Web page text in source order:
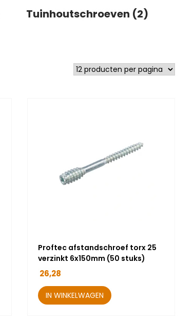
Tuinhoutschroeven (2)
Proftec afstandschroef torx 25
verzinkt 6x150mm (50 stuks)
26,28
IN WINKELWAGEN